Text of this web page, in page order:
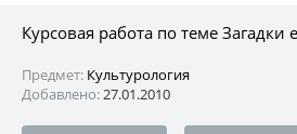
Курсовая работа по теме Загадки
Предмет: Культурология
Добавлено:27.01.2010